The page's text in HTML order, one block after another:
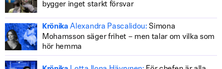
bygger inget starkt försvar
Krönika Alexandra Pascalidou: Simona
Mohamsson säger frihet – men talar om vilka som
hör hemma